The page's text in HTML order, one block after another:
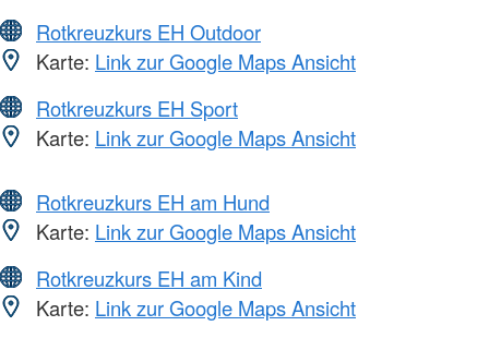
Rotkreuzkurs EH Outdoor
Karte: Link zur Google Maps Ansicht
Rotkreuzkurs EH Sport
Karte: Link zur Google Maps Ansicht
Rotkreuzkurs EH am Hund
Karte: Link zur Google Maps Ansicht
Rotkreuzkurs EH am Kind
Karte: Link zur Google Maps Ansicht